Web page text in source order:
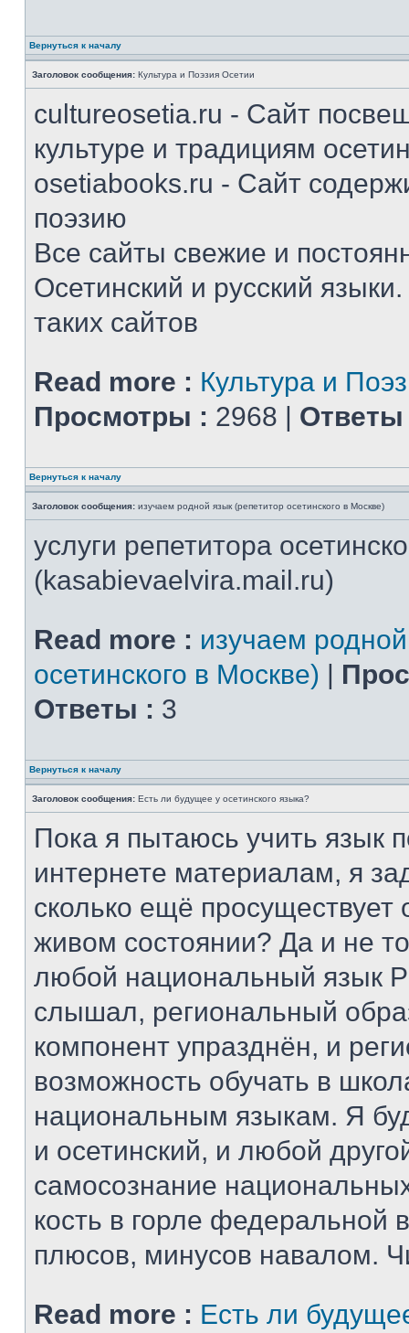
Вернуться к началу
Заголовок сообщения: Культура и Поэзия Осетии
cultureosetia.ru - Сайт
культуре и традициям
osetiabooks.ru - Сайт
поэзию
Все сайты свежие и
Осетинский и русский
таких сайтов
Read more : Культура и
Просмотры : 2968 | Ответы
Вернуться к началу
Заголовок сообщения: изучаем родной язык (репетитор осетинского в Москве)
услуги репетитора
(kasabievaelvira.mail.ru)
Read more : изучаем
осетинского в Москве) |
Ответы : 3
Вернуться к началу
Заголовок сообщения: Есть ли будущее у осетинского языка?
Пока я пытаюсь учить язык
интернете материалам, я
сколько ещё просуществует
живом состоянии? Да и не
любой национальный язык
слышал, региональный
компонент упразднён, и
возможность обучать в
национальным языкам. Я
и осетинский, и любой
самосознание
кость в горле федеральной
плюсов, минусов навалом.
Read more : Есть ли